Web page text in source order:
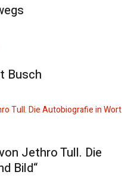
Busch
Jethro Tull. Die
Bild“